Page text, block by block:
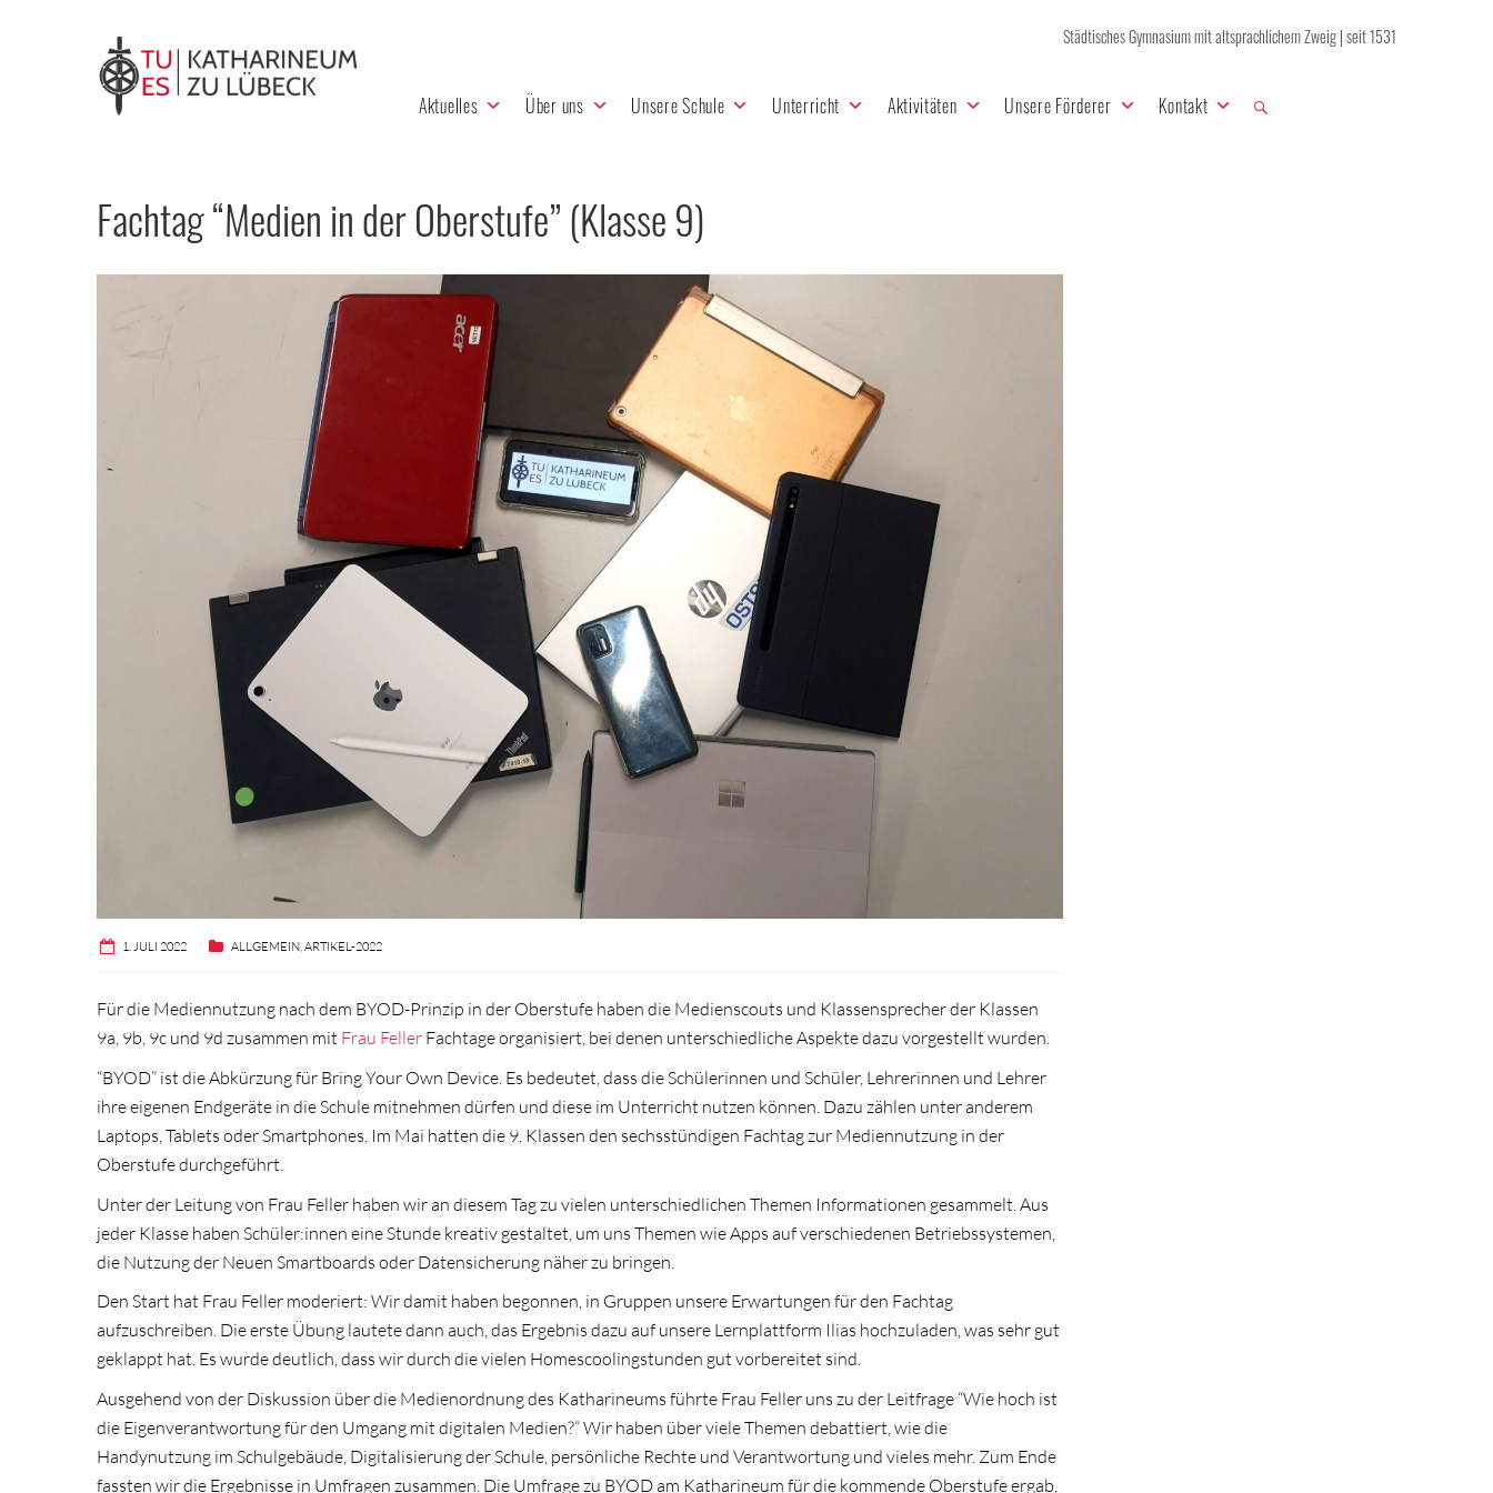
Städtisches Gymnasium mit altsprachlichem Zweig | seit 1531
Aktuelles Über uns Unsere Schule Unterricht Aktivitäten Unsere Förderer Kontakt
Fachtag “Medien in der Oberstufe” (Klasse 9)
1. JULI 2022 ALLGEMEIN ARTIKEL-2022
Für die Mediennutzung nach dem BYOD-Prinzip in der Oberstufe haben die Medienscouts und Klassensprecher der Klassen
9a, 9b, 9c und 9d zusammen mit Frau Feller Fachtage organisiert, bei denen unterschiedliche Aspekte dazu vorgestellt wurden.
“BYOD” ist die Abkürzung für Bring Your Own Device. Es bedeutet, dass die Schülerinnen und Schüler, Lehrerinnen und Lehrer
ihre eigenen Endgeräte in die Schule mitnehmen dürfen und diese im Unterricht nutzen können. Dazu zählen unter anderem
Laptops, Tablets oder Smartphones. Im Mai hatten die 9. Klassen den sechsstündigen Fachtag zur Mediennutzung in der
Oberstufe durchgeführt.
Unter der Leitung von Frau Feller haben wir an diesem Tag zu vielen unterschiedlichen Themen Informationen gesammelt. Aus
jeder Klasse haben Schüler:innen eine Stunde kreativ gestaltet, um uns Themen wie Apps auf verschiedenen Betriebssystemen,
die Nutzung der Neuen Smartboards oder Datensicherung näher zu bringen.
Den Start hat Frau Feller moderiert: Wir damit haben begonnen, in Gruppen unsere Erwartungen für den Fachtag
aufzuschreiben. Die erste Übung lautete dann auch, das Ergebnis dazu auf unsere Lernplattform Ilias hochzuladen, was sehr gut
geklappt hat. Es wurde deutlich, dass wir durch die vielen Homescoolingstunden gut vorbereitet sind.
Ausgehend von der Diskussion über die Medienordnung des Katharineums führte Frau Feller uns zu der Leitfrage “Wie hoch ist
die Eigenverantwortung für den Umgang mit digitalen Medien?” Wir haben über viele Themen debattiert, wie die
Handynutzung im Schulgebäude, Digitalisierung der Schule, persönliche Rechte und Verantwortung und vieles mehr. Zum Ende
fassten wir die Ergebnisse in Umfragen zusammen. Die Umfrage zu BYOD am Katharineum für die kommende Oberstufe ergab,